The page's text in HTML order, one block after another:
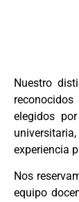
Nuestro
elegidos
experiencia
Nos
equipo